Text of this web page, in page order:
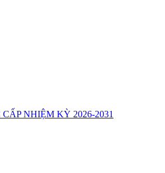
NHIỆM KỲ 2026-2031